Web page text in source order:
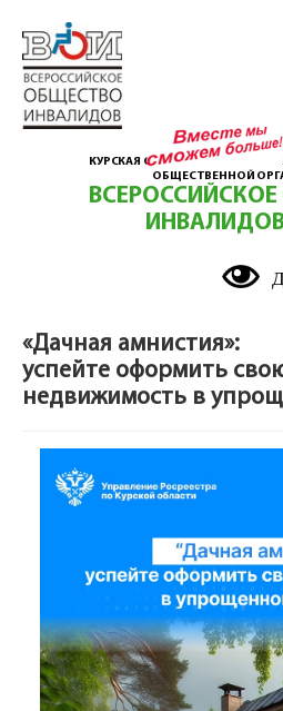
КУРСКАЯ ОБЛАСТНАЯ
ОБЩЕСТВЕННОЙ
«Дачная амнистия»:
успейте оформить
недвижимость в